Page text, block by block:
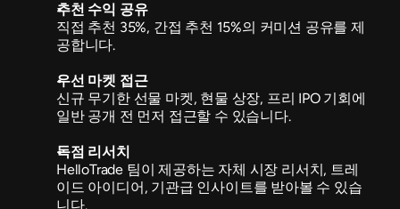
추천 수익 공유
직접 추천 35%, 간접 추천 15%의 커미션 공유를 제
공합니다.
우선 마켓 접근
신규 무기한 선물 마켓, 현물 상장, 프리 IPO 기회에
일반 공개 전 먼저 접근할 수 있습니다.
독점 리서치
HelloTrade 팀이 제공하는 자체 시장 리서치, 트레
이드 아이디어, 기관급 인사이트를 받아볼 수 있습
니다.